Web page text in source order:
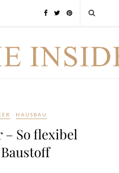
HAUSBAU
So flexibel